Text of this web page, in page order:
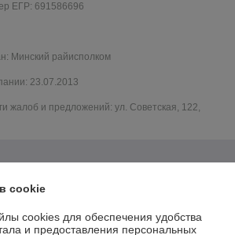
ЕГР: 691586696
Минский райисполком
23.07.2013
жалоб и предложений: ул. Советская, 122,
cookie
cookies для обеспечения удобства
и предоставления персональных